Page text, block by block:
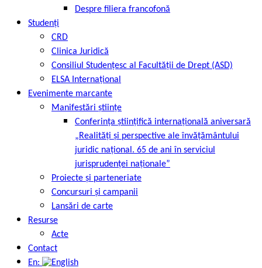
Despre filiera francofonă
Studenți
CRD
Clinica Juridică
Consiliul Studențesc al Facultății de Drept (ASD)
ELSA Internațional
Evenimente marcante
Manifestări științe
Conferința științifică internațională aniversară
„Realități și perspective ale învățământului
juridic național. 65 de ani în serviciul
jurisprudenței naționale”
Proiecte și parteneriate
Concursuri și campanii
Lansări de carte
Resurse
Acte
Contact
En: